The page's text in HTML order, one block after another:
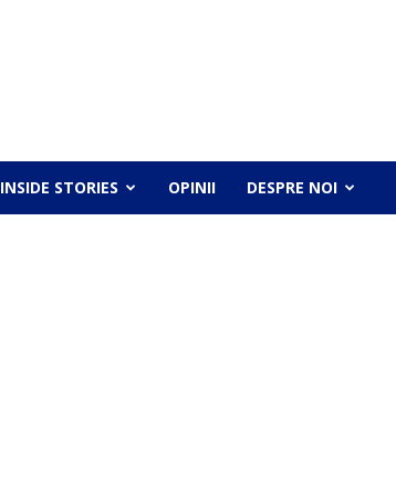
INSIDE STORIES OPINII DESPRE NOI